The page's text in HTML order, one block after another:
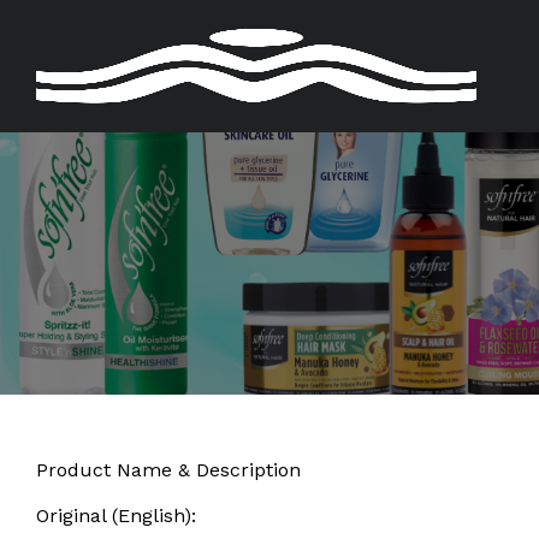
content
Product Name & Description
Original (English):